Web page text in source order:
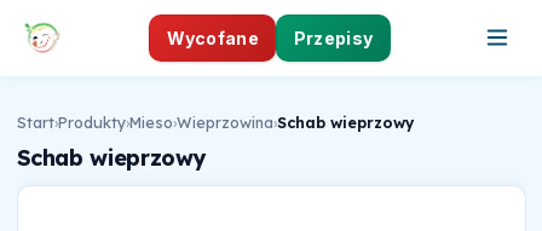
Wycofane Przepisy
Start›Produkty›Mieso›Wieprzowina›Schab wieprzowy
Schab wieprzowy